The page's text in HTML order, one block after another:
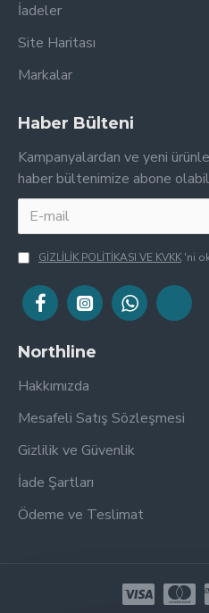
İadeler
Site Haritası
Markalar
Haber Bülteni
Kampanyalardan ve yeni
haber bültenimize abone
GİZLİLİK POLİTİKASI VE KVKK 'ni
Northline
Hakkımızda
Mesafeli Satış Sözleşmesi
Gizlilik ve Güvenlik
İade Şartları
Ödeme ve Teslimat